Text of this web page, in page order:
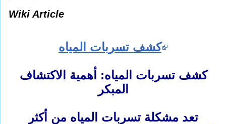
Wiki Article
كشف تسربات المياه
كشف تسربات المياه: أهمية الاكتشاف
المبكر
تعد مشكلة تسربات المياه من أكثر